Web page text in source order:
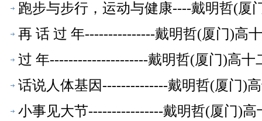
跑步与步行，运动与健康----戴明哲(厦
再 话 过 年---------------戴明哲(厦门)高
过 年---------------------戴明哲(厦门)高
话说人体基因--------------戴明哲(厦门)
小事见大节----------------戴明哲(厦门)